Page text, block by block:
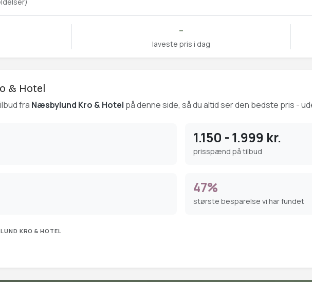
-
laveste pris i dag
& Hotel
fra Næsbylund Kro & Hotel på denne side, så du altid ser den bedste pris -
1.150 - 1.999 kr.
prisspænd på tilbud
47%
største besparelse vi har fundet
KRO & HOTEL